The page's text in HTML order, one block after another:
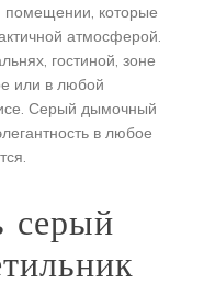
помещении, которые
атмосферой.
гостиной, зоне
или в любой
Серый дымочный
в любое
серый